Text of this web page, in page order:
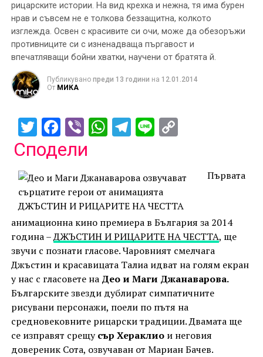
рицарските истории. На вид крехка и нежна, тя има бурен
нрав и съвсем не е толкова беззащитна, колкото
изглежда. Освен с красивите си очи, може да обезоръжи
противниците си с изненадваща пъргавост и
впечатляващи бойни хватки, научени от братята й.
Публикувано преди 13 години на 12.01.2014
От МИКА
TwitterFacebook
ViberWhatsApp
Telegram
Line
Сподели
Първата
анимационна кино премиера в България за 2014
година –ДЖЪСТИН И РИЦАРИТЕ НА ЧЕСТТА, ще
звучи с познати гласове. Чаровният смелчага
Джъстин и красавицата Талиа идват на голям екран
у нас с гласовете на Део и Маги Джанаварова.
Българските звезди дублират симпатичните
рисувани персонажи, поели по пътя на
средновековните рицарски традиции. Двамата ще
се изправят срещусър Хераклиои неговия
довереник Сота, озвучаван от Мариан Бачев.